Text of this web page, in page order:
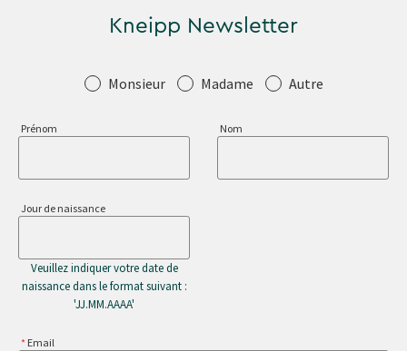
Kneipp Newsletter
SalutationMonsieur Madame Autre
Prénom Nom
Jour de naissance
Veuillez indiquer votre date de
naissance dans le format suivant :
'JJ.MM.AAAA'
Email